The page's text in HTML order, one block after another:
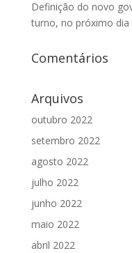
Definição do novo
turno, no próximo dia
Comentários
Arquivos
outubro 2022
setembro 2022
agosto 2022
julho 2022
junho 2022
maio 2022
abril 2022